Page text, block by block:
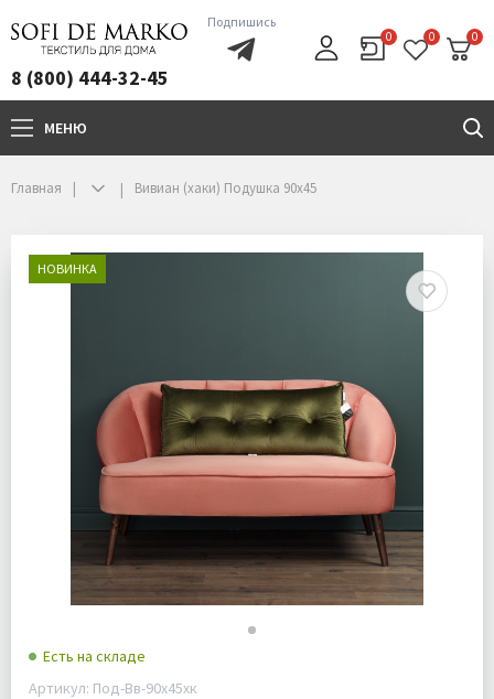
8 (800) 444-32-45
Подпишись
0 0 0
МЕНЮ
Главная Вивиан (хаки) Подушка 90х45
НОВИНКА
Есть на складе
Артикул: Под-Вв-90х45хк